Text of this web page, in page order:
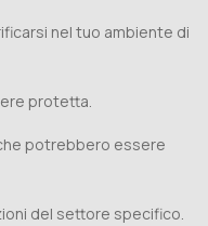
nel tuo ambiente di
protetta.
potrebbero essere
del settore specifico.